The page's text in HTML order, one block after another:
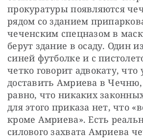
прокуратуры появляются
рядом со зданием
чеченским спецназом в
берут здание в осаду. Один
синей футболке и с
четко говорит адвокату, что
доставить Амриева в Чечню,
равно, что никаких
для этого приказа нет, что
кроме Амриева». Есть
силового захвата Амриева